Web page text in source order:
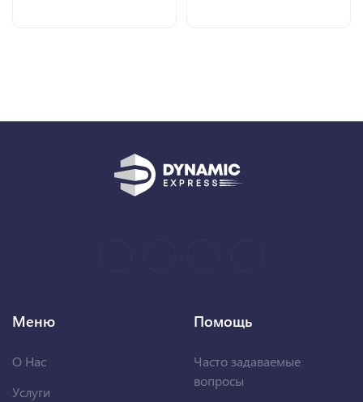
Меню
О Нас
Услуги
Помощь
Часто задаваемые
вопросы